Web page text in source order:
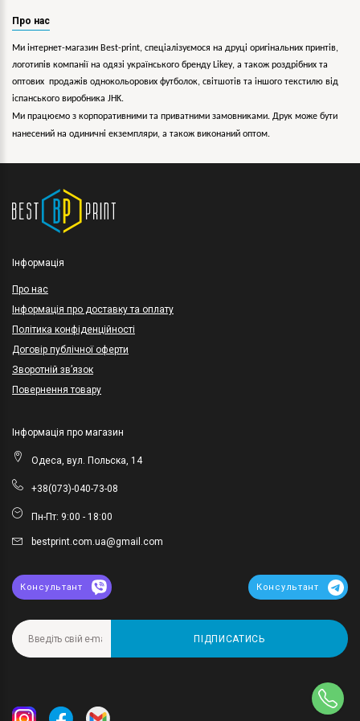
Про нас
Ми інтернет-магазин Best-print, спеціалізуємося на друці оригінальних принтів,
логотипів компанії на одязі українського бренду Likey, а також роздрібних та
оптових продажів однокольорових футболок, світшотів та іншого текстилю від
іспанського виробника JHK.
Ми працюємо з корпоративними та приватними замовниками. Друк може бути
нанесений на одиничні екземпляри, а також виконаний оптом.
Інформація
Про нас
Інформація про доставку та оплату
Політика конфіденційності
Договір публічної оферти
Зворотній зв’язок
Повернення товару
Інформація про магазин
Одеса, вул. Польска, 14
+38(073)-040-73-08
Пн-Пт: 9:00 - 18:00
bestprint.com.ua@gmail.com
Консультант Консультант
ПІДПИСАТИСЬ